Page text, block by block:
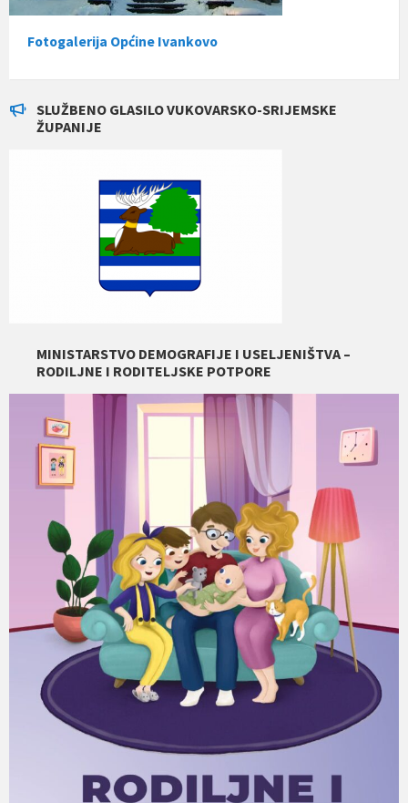
Fotogalerija Općine Ivankovo
SLUŽBENO GLASILO VUKOVARSKO-SRIJEMSKE
ŽUPANIJE
MINISTARSTVO DEMOGRAFIJE I USELJENIŠTVA –
RODILJNE I RODITELJSKE POTPORE